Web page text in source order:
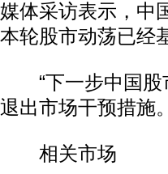
媒体采访表示，中
本轮股市动荡已经
“下一步中国股
退出市场干预措施
相关市场